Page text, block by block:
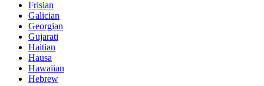
Frisian
Galician
Georgian
Gujarati
Haitian
Hausa
Hawaiian
Hebrew